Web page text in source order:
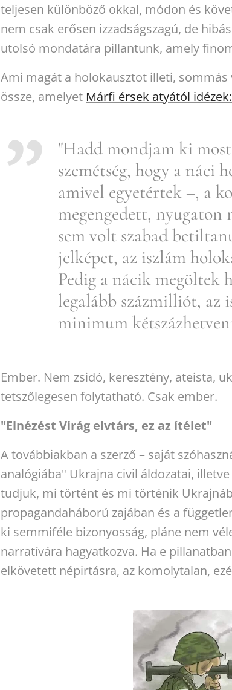
teljesen különböző okkal, módon és
nem csak erősen izzadságszagú, de
utolsó mondatára pillantunk, amely
Ami magát a holokausztot illeti,
össze, amelyet Márfi érsek atyától idézek:
"Hadd mondjam ki
szemétség, hogy a náci
amivel egyetértek –, a
megengedett, nyugaton
sem volt szabad
jelképet, az iszlám
Pedig a nácik
legalább százmilliót, az
minimum
Ember. Nem zsidó, keresztény, ateista,
tetszőlegesen folytatható. Csak ember.
"Elnézést Virág elvtárs, ez az ítélet"
A továbbiakban a szerző – saját
analógiába" Ukrajna civil áldozatai,
tudjuk, mi történt és mi történik
propagandaháború zajában és a
ki semmiféle bizonyosság, pláne nem
narratívára hagyatkozva. Ha e
elkövetett népirtásra, az komolytalan,